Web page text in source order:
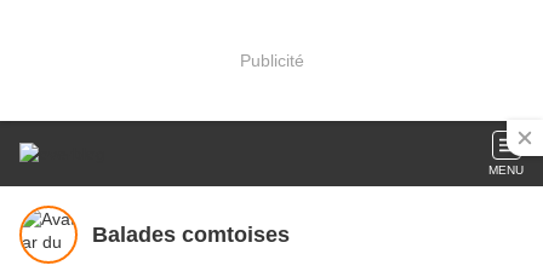
Publicité
MENU
Balades comtoises